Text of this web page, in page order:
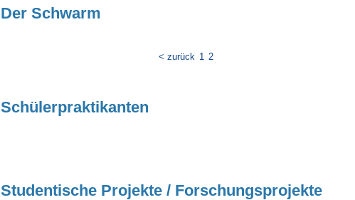
Der Schwarm
< zurück 1 2
Schülerpraktikanten
Studentische Projekte / Forschungsprojekte